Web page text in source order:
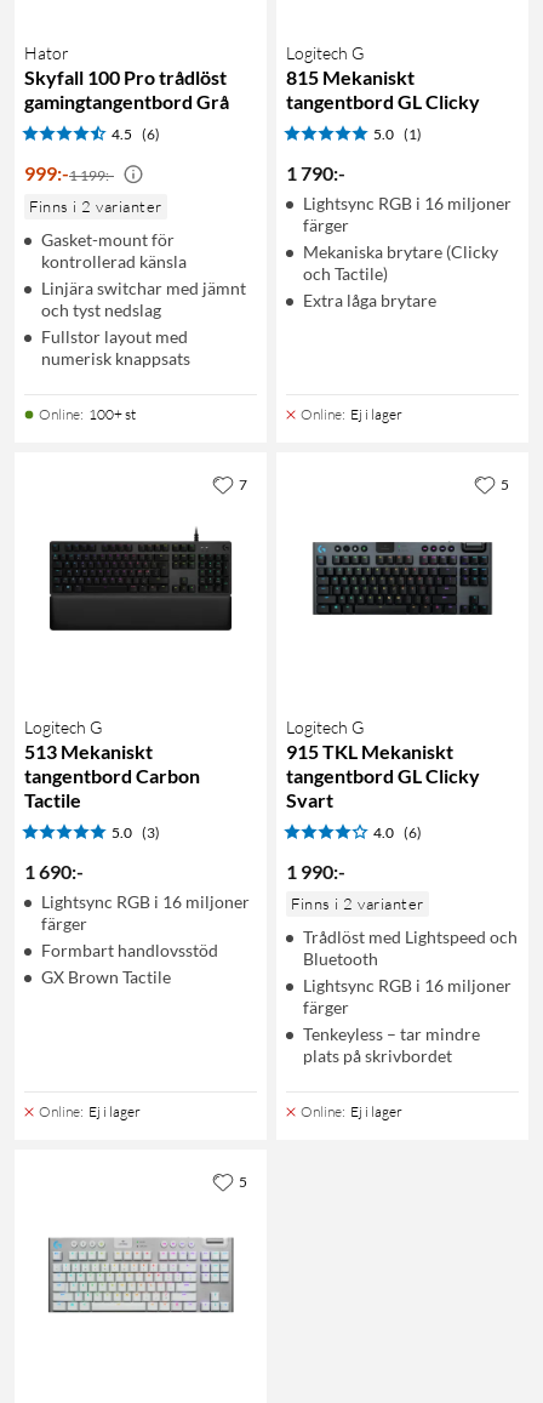
Hator
Skyfall 100 Pro trådlöst
gamingtangentbord Grå
4.5 (6)
999:-1 199:-
Finns i 2 varianter
Gasket-mount för
kontrollerad känsla
Linjära switchar med jämnt
och tyst nedslag
Fullstor layout med
numerisk knappsats
Online: 100+ st
Logitech G
815 Mekaniskt
tangentbord GL Clicky
5.0 (1)
1 790:-
Lightsync RGB i 16 miljoner
färger
Mekaniska brytare (Clicky
och Tactile)
Extra låga brytare
Online: Ej i lager
Logitech G
513 Mekaniskt
tangentbord Carbon
Tactile
5.0 (3)
1 690:-
Lightsync RGB i 16 miljoner
färger
Formbart handlovsstöd
GX Brown Tactile
Online: Ej i lager
7
Logitech G
915 TKL Mekaniskt
tangentbord GL Clicky
Svart
4.0 (6)
1 990:-
Finns i 2 varianter
Trådlöst med Lightspeed och
Bluetooth
Lightsync RGB i 16 miljoner
färger
Tenkeyless – tar mindre
plats på skrivbordet
Online: Ej i lager
5
5